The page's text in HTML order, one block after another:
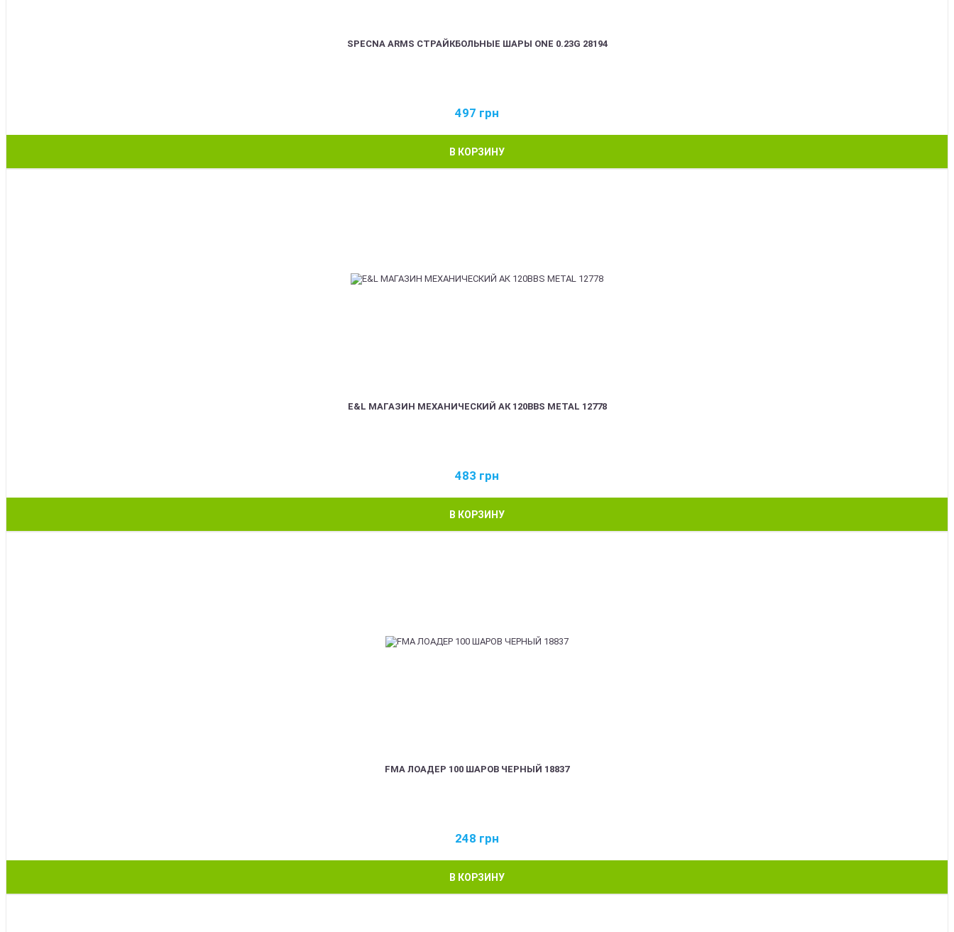
SPECNA ARMS СТРАЙКБОЛЬНЫЕ ШАРЫ ONE 0.23G 28194
497 грн
В КОРЗИНУ
E&L МАГАЗИН МЕХАНИЧЕСКИЙ АК 120BBS METAL 12778
483 грн
В КОРЗИНУ
FMA ЛОАДЕР 100 ШАРОВ ЧЕРНЫЙ 18837
248 грн
В КОРЗИНУ